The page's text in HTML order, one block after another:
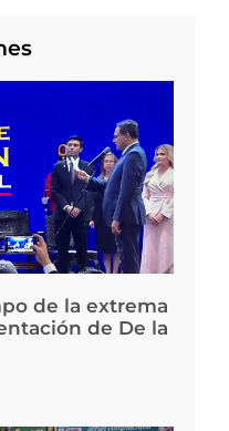
de la extrema
de De la